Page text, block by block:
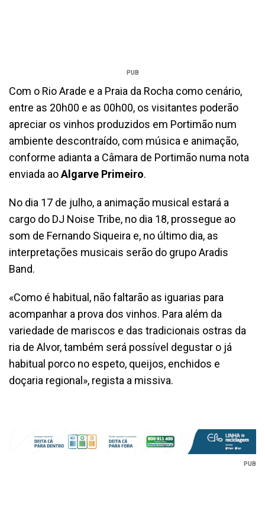
PUB
Com o Rio Arade e a Praia da Rocha como cenário,
entre as 20h00 e as 00h00, os visitantes poderão
apreciar os vinhos produzidos em Portimão num
ambiente descontraído, com música e animação,
conforme adianta a Câmara de Portimão numa nota
enviada aoAlgarve Primeiro.
No dia 17 de julho, a animação musical estará a
cargo do DJ Noise Tribe, no dia 18, prossegue ao
som de Fernando Siqueira e, no último dia, as
interpretações musicais serão do grupo Aradis
Band.
«Como é habitual, não faltarão as iguarias para
acompanhar a prova dos vinhos. Para além da
variedade de mariscos e das tradicionais ostras da
ria de Alvor, também será possível degustar o já
habitual porco no espeto, queijos, enchidos e
doçaria regional», regista a missiva.
PUB